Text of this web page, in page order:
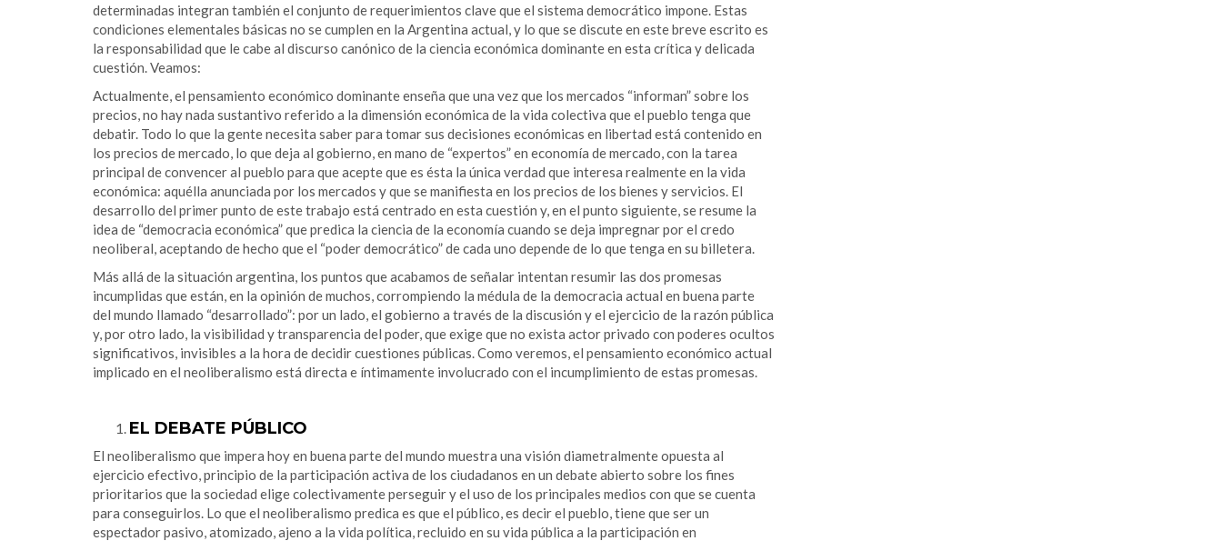
determinadas integran también el conjunto de requerimientos clave que el sistema democrático impone. Estas
condiciones elementales básicas no se cumplen en la Argentina actual, y lo que se discute en este breve escrito es
la responsabilidad que le cabe al discurso canónico de la ciencia económica dominante en esta crítica y delicada
cuestión. Veamos:
Actualmente, el pensamiento económico dominante enseña que una vez que los mercados “informan” sobre los
precios, no hay nada sustantivo referido a la dimensión económica de la vida colectiva que el pueblo tenga que
debatir. Todo lo que la gente necesita saber para tomar sus decisiones económicas en libertad está contenido en
los precios de mercado, lo que deja al gobierno, en mano de “expertos” en economía de mercado, con la tarea
principal de convencer al pueblo para que acepte que es ésta la única verdad que interesa realmente en la vida
económica: aquélla anunciada por los mercados y que se manifiesta en los precios de los bienes y servicios. El
desarrollo del primer punto de este trabajo está centrado en esta cuestión y, en el punto siguiente, se resume la
idea de “democracia económica” que predica la ciencia de la economía cuando se deja impregnar por el credo
neoliberal, aceptando de hecho que el “poder democrático” de cada uno depende de lo que tenga en su billetera.
Más allá de la situación argentina, los puntos que acabamos de señalar intentan resumir las dos promesas
incumplidas que están, en la opinión de muchos, corrompiendo la médula de la democracia actual en buena parte
del mundo llamado “desarrollado”: por un lado, el gobierno a través de la discusión y el ejercicio de la razón pública
y, por otro lado, la visibilidad y transparencia del poder, que exige que no exista actor privado con poderes ocultos
significativos, invisibles a la hora de decidir cuestiones públicas. Como veremos, el pensamiento económico actual
implicado en el neoliberalismo está directa e íntimamente involucrado con el incumplimiento de estas promesas.
EL DEBATE PÚBLICO
El neoliberalismo que impera hoy en buena parte del mundo muestra una visión diametralmente opuesta al
ejercicio efectivo, principio de la participación activa de los ciudadanos en un debate abierto sobre los fines
prioritarios que la sociedad elige colectivamente perseguir y el uso de los principales medios con que se cuenta
para conseguirlos. Lo que el neoliberalismo predica es que el público, es decir el pueblo, tiene que ser un
espectador pasivo, atomizado, ajeno a la vida política, recluido en su vida pública a la participación en